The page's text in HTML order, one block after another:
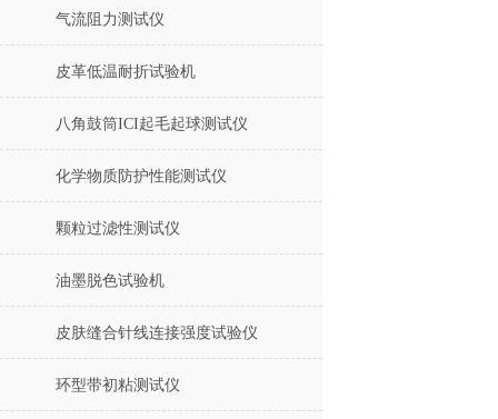
气流阻力测试仪
皮革低温耐折试验机
八角鼓筒ICI起毛起球测试仪
化学物质防护性能测试仪
颗粒过滤性测试仪
油墨脱色试验机
皮肤缝合针线连接强度试验仪
环型带初粘测试仪